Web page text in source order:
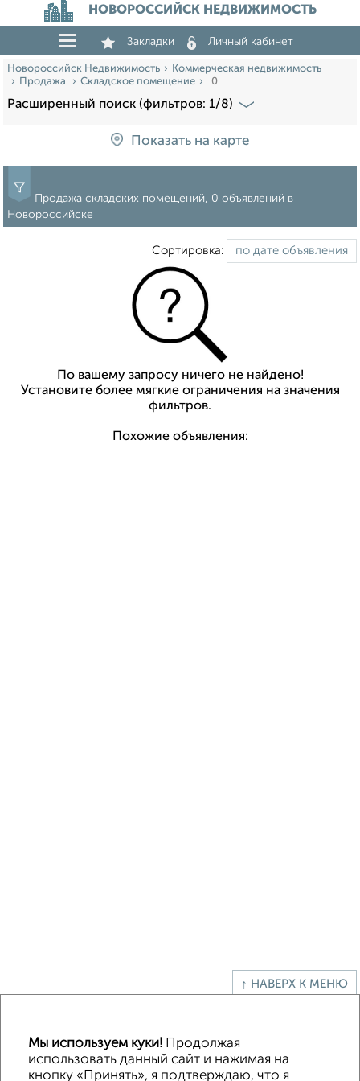
НОВОРОССИЙСК НЕДВИЖИМОСТЬ
Закладки Личный кабинет
Новороссийск Недвижимость
Коммерческая недвижимость
Продажа
Складское помещение 0
Расширенный поиск (фильтров: 1/8)
Показать на карте
Продажа складских помещений, 0 объявлений в
Новороссийске
Сортировка:
По вашему запросу ничего не найдено!
Установите более мягкие ограничения на значения
фильтров.
Похожие объявления:
↑ НАВЕРХ К МЕНЮ
Помещение свободного назначения
Складское помещение
Производственное помещение
Мы используем куки! Продолжая
использовать данный сайт и нажимая на
кнопку «Принять», я подтверждаю, что я